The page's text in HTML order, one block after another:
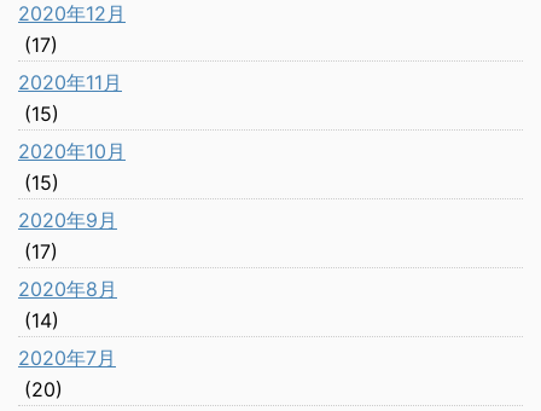
2020年12月
(17)
2020年11月
(15)
2020年10月
(15)
2020年9月
(17)
2020年8月
(14)
2020年7月
(20)